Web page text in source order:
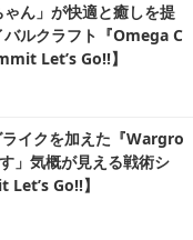
ん」が快適と癒しを提
ルクラフト『Omega C
Let’s Go!!】
イクを加えた『Wargro
」気概が見える戦術シ
Go!!】